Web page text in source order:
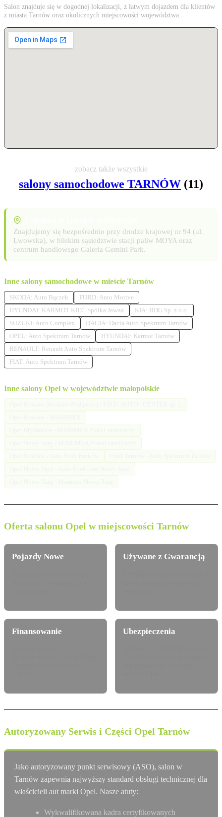
Salon znajduje się w dogodnej lokalizacji, z łatwym dojazdem dla klientów
z miasta Tarnów oraz okolicznych miejscowości województwa.
zobacz także wszystkie
salony samochodowe TARNÓW (11)
Znajdujemy się bezpośrednio przy drodze krajowej nr 94 (ul.
Lwowska), w bliskim sąsiedztwie stacji paliw MOYA oraz
centrum handlowego Galeria Gemini Park.
Inne salony samochodowe w mieście Tarnów
SKODA: Auto Bączek
FORD: Auto Motive
HYUNDAI: KARMOT KIEĆ Spółka Jawna
KIA: BDG Sp. z o.o.
SUZUKI: Auto Complex
DACIA: Dacia Auto Spektrum Tarnów
OPEL: Auto Spektrum Tarnów
HYUNDAI: Karmot Tarnów
RENAULT: Renault Auto Spektrum Tarnów
FIAT: Auto Spektrum Tarnów
Inne salony Opel w województwie małopolskie
Oferta salonu Opel w miejscowości Tarnów
Pojazdy Nowe Używane z Gwarancją
Finansowanie Ubezpieczenia
Autoryzowany Serwis i Części Opel Tarnów
Jako autoryzowany punkt serwisowy (ASO), salon w
Tarnów zapewnia najwyższy standard obsługi technicznej dla
właścicieli aut marki Opel. Nasze atuty:
Wykwalifikowana kadra certyfikowanych